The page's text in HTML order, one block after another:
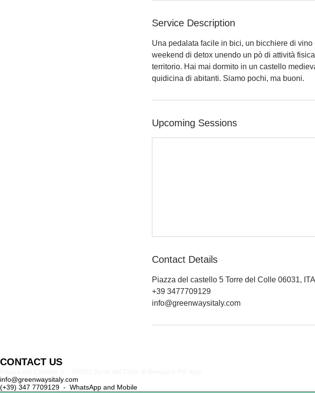
Service Description
Una pedalata facile in bici, un bicchiere di
weekend di detox unendo un pò di attività
territorio. Hai mai dormito in un castello
quidicina di abitanti. Siamo pochi, ma buoni.
Upcoming Sessions
Contact Details
Piazza del castello 5 Torre del Colle 06031, ITA
+39 3477709129
info@greenwaysitaly.com
CONTACT US
info@greenwaysitaly.com
(+39) 347 7709129 - WhatsApp and Mobile